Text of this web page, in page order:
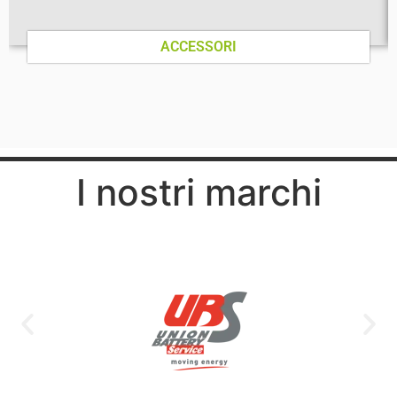
ACCESSORI
I nostri marchi